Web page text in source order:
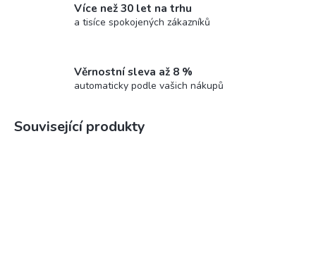
Více než 30 let na trhu
a tisíce spokojených zákazníků
Věrnostní sleva až 8 %
automaticky podle vašich nákupů
Související produkty